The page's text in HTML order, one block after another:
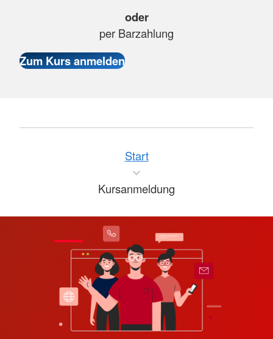
oder
per Barzahlung
Start
Kursanmeldung